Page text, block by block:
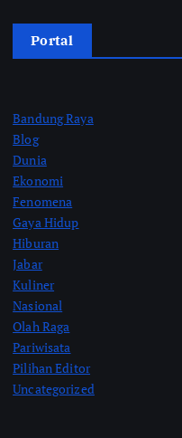
Portal
Bandung Raya
Blog
Dunia
Ekonomi
Fenomena
Gaya Hidup
Hiburan
Jabar
Kuliner
Nasional
Olah Raga
Pariwisata
Pilihan Editor
Uncategorized